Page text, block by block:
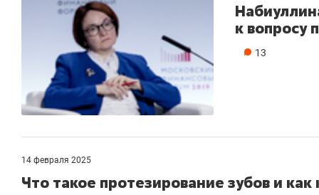
к вопросу
13
14 февраля 2025
Что такое протезирование зубов и как